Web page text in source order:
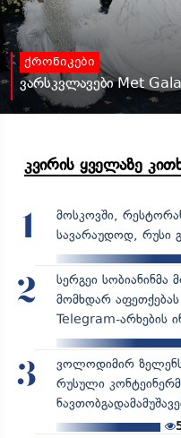
ქრონიკები
ვარსკვლავები Met
კვირის ყველაზე
1
მოსკოვში,
სავარაუდოდ, რუსი
2
სერგეი სობიანინმა
მომხდარ
Telegram-არხების
3
ვოლოდიმირ
რუსული